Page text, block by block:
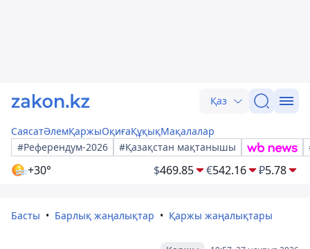
Қаз
СаясатӘлемҚаржыОқиғаҚұқықМақалалар
#Референдум-2026
#Қазақстан мақтанышы
+30° $469.85 €542.16 ₽5.78
Басты Барлық жаңалықтар Қаржы жаңалықтары